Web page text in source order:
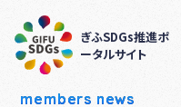
ぎふSDGs推進ポ
ータルサイト
members news